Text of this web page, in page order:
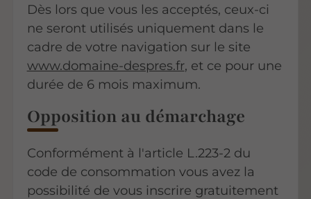
Dès lors que vous les acceptés, ceux-ci
ne seront utilisés uniquement dans le
cadre de votre navigation sur le site
www.domaine-despres.fr, et ce pour une
durée de 6 mois maximum.
Opposition au démarchage
Conformément à l'article L.223-2 du
code de consommation vous avez la
possibilité de vous inscrire gratuitement